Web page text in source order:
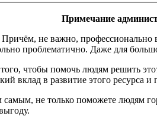
Примечание
не важно, профессионально
проблематично. Даже для
чтобы помочь людям решить
вклад в развитие этого
самым, не только поможете людям